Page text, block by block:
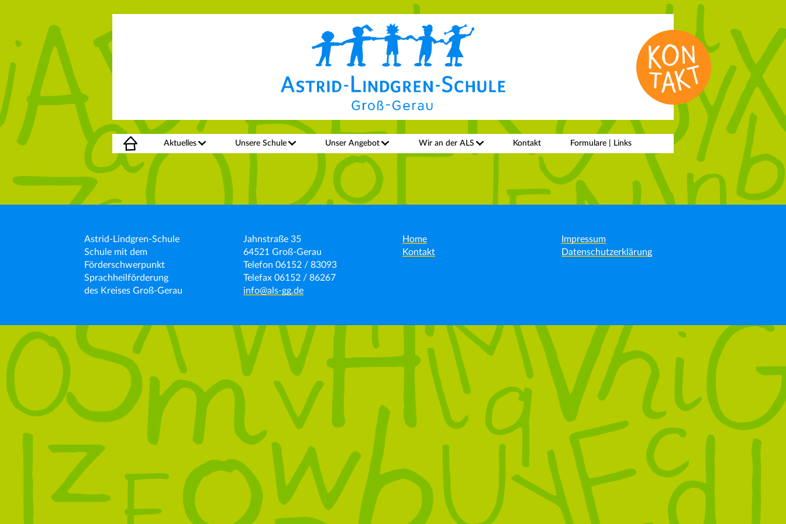
Aktuelles Unsere Schule Unser Angebot Wir an der ALS Kontakt Formulare | Links
Astrid-Lindgren-Schule
Schule mit dem
Förderschwerpunkt
Sprachheilförderung
des Kreises Groß-Gerau
Jahnstraße 35
64521 Groß-Gerau
Telefon 06152 / 83093
Telefax 06152 / 86267
info@als-gg.de
Home
Kontakt
Impressum
Datenschutzerklärung